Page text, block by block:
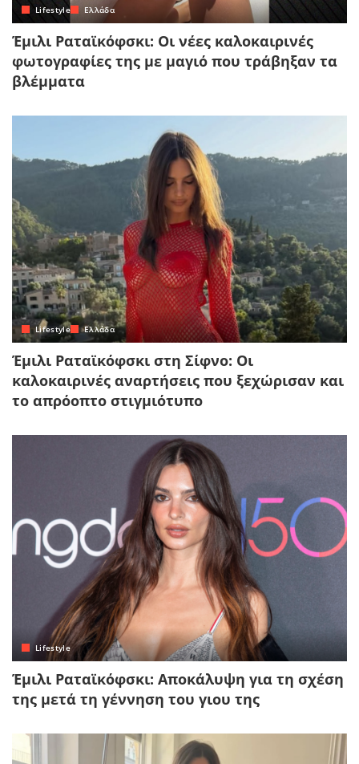
Lifestyle Ελλάδα
Έμιλι Ραταϊκόφσκι: Οι νέες καλοκαιρινές
φωτογραφίες της με μαγιό που τράβηξαν τα
βλέμματα
Lifestyle Ελλάδα
Έμιλι Ραταϊκόφσκι στη Σίφνο: Οι
καλοκαιρινές αναρτήσεις που ξεχώρισαν και
το απρόοπτο στιγμιότυπο
Lifestyle
Έμιλι Ραταϊκόφσκι: Αποκάλυψη για τη σχέση
της μετά τη γέννηση του γιου της